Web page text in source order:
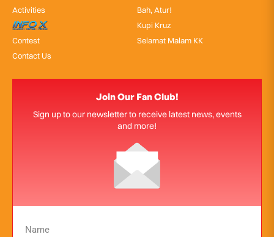
Activities
InfoX
Contest
Contact Us
Bah, Atur!
Kupi Kruz
Selamat Malam KK
Join Our Fan Club!
Sign up to our newsletter to receive latest news, events
and more!